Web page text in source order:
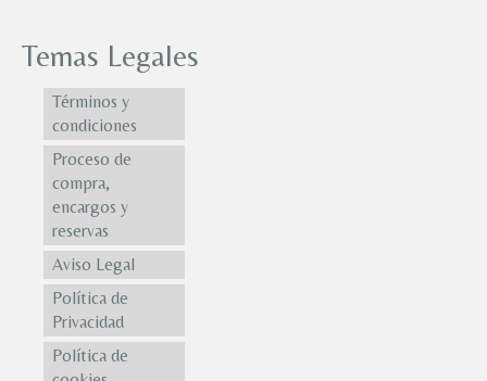
Temas Legales
Términos y
condiciones
Proceso de
compra,
encargos y
reservas
Aviso Legal
Política de
Privacidad
Política de